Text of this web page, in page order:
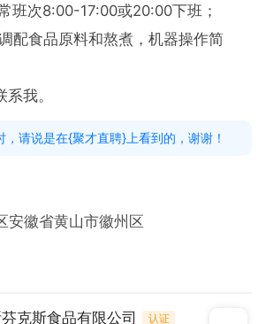
班次8:00-17:00或20:00下班；
配食品原料和熬煮，机器操作简
我。
，请说是在{聚才直聘}上看到的，谢谢！
安徽省黄山市徽州区
克斯食品有限公司 认证